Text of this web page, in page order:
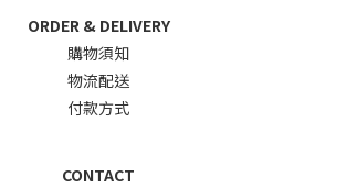
ORDER & DELIVERY
購物須知
物流配送
付款方式
CONTACT